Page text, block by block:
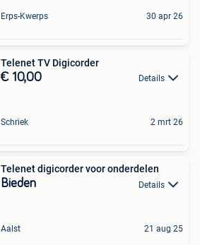
Erps-Kwerps 30 apr 26
Telenet TV Digicorder
€ 10,00 Details
Schriek 2 mrt 26
Telenet digicorder voor onderdelen
Bieden Details
Aalst 21 aug 25